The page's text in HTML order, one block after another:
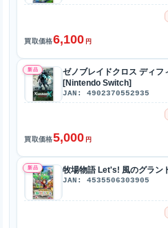
買取価格6,100 円
新品
ゼノブレイドクロス ディフ
[Nintendo Switch]
JAN: 4902370552935
買取価格5,000 円
新品 牧場物語 Let's! 風のグラ
JAN: 4535506303905